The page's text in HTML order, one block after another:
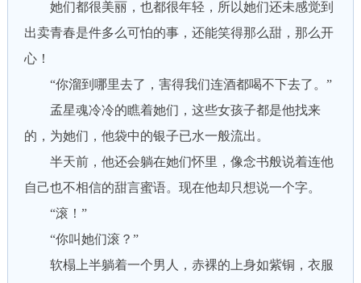
她们都很美丽，也都很年轻，所以她们还未感觉到
出卖青春是件多么可怕的事，还能笑得那么甜，那么开
心！
“你溜到哪里去了，害得我们连酒都喝不下去了。”
孟星魂冷冷的瞧着她们，这些女孩子都是他找来
的，为她们，他袋中的银子已水一般流出。
半天前，他还会躺在她们怀里，像念书般说着连他
自己也不相信的甜言蜜语。现在他却只想说一个字。
“滚！”
“你叫她们滚？”
软榻上半躺着一个男人，赤裸的上身如紫铜，衣服